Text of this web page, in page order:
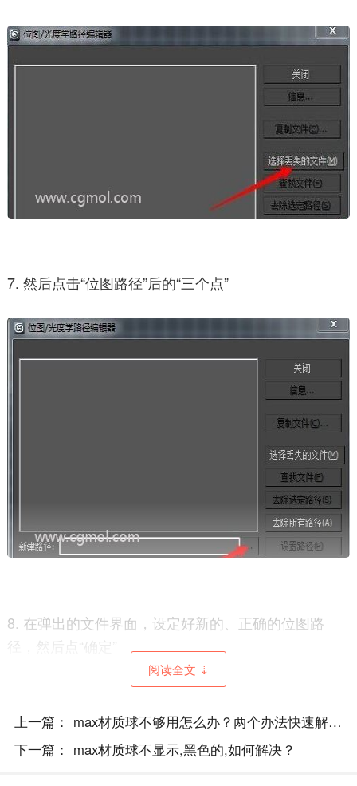
7. 然后点击“位图路径”后的“三个点”
8. 在弹出的文件界面，设定好新的、正确的位图路
径，然后点“确定”
9. 如果经过以上的步骤还没有解决问题，可以选择“复
制文件”，就可以复制位图成功
阅读全文 ⇣
上一篇： max材质球不够用怎么办？两个办法快速解决！
下一篇： max材质球不显示,黑色的,如何解决？